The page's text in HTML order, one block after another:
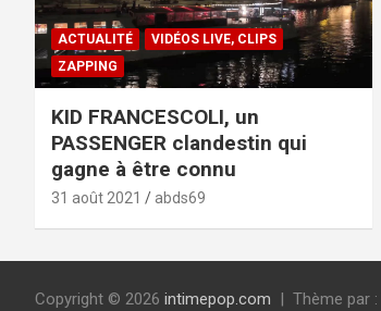
ACTUALITÉ
VIDÉOS LIVE, CLIPS
ZAPPING
KID FRANCESCOLI, un
PASSENGER clandestin qui
gagne à être connu
31 août 2021 abds69
Copyright © 2026 intimepop.com Thème par :